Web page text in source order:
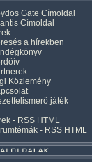
Gate Címoldal
Címoldal
a hírekben
Közlemény
játék
- RSS HTML
- RSS HTML